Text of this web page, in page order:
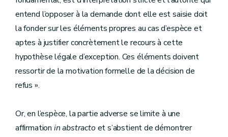
entend l’opposer à la demande dont elle est saisie doit
la fonder sur les éléments propres au cas d’espèce et
aptes à justifier concrètement le recours à cette
hypothèse légale d’exception. Ces éléments doivent
ressortir de la motivation formelle de la décision de
refus ».
Or, en l’espèce, la partie adverse se limite à une
affirmation in abstractoet s’abstient de démontrer